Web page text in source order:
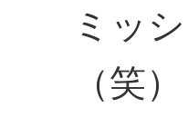
ミッ
（笑）